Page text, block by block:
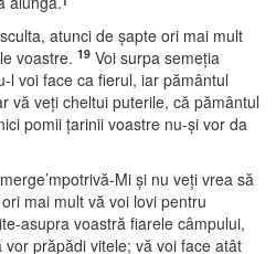
atunci de şapte ori mai mult
voastre. 19 Voi surpa semeţia
l voi face ca fierul, iar pământul
vă veţi cheltui puterile, că pământul
pomii ţarinii voastre nu-şi vor da
Mi şi nu veţi vrea să
mai mult vă voi lovi pentru
asupra voastră fiarele câmpului,
prăpădi vitele; vă voi face atât